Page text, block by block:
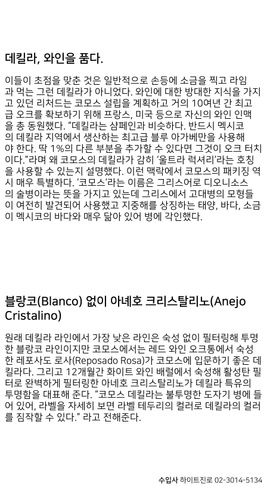
데킬라, 와인을 품다.
이들이 초점을 맞춘 것은 일반적으로 손등에 소금을 찍고 라임
과 먹는 그런 데킬라가 아니었다. 와인에 대한 방대한 지식을 가지
고 있던 리처드는 코모스 설립을 계획하고 거의 10여년 간 최고
급 오크를 확보하기 위해 프랑스, 미국 등으로 자신의 와인 인맥
을 총 동원했다. “데킬라는 샴페인과 비슷하다. 반드시 멕시코
의 데킬라 지역에서 생산하는 최고급 블루 아가베만을 사용해
야 한다. 딱 1%의 다른 부분을 추가할 수 있다면 그것이 오크 터치
이다.”라며 왜 코모스의 데킬라가 감히 ‘울트라 럭셔리’라는 호칭
을 사용할 수 있는지 설명했다. 이런 맥락에서 코모스의 패키징 역
시 매우 특별하다. ‘코모스’라는 이름은 그리스어로 디오니소스
의 술병이라는 뜻을 가지고 있는데 그리스에서 고대병의 모형들
이 여전히 발견되어 사용했고 지중해를 상징하는 태양, 바다, 소금
이 멕시코의 바다와 매우 닮아 있어 병에 각인했다.
블랑코(Blanco) 없이 아녜호 크리스탈리노(Anejo
Cristalino)
원래 데킬라 라인에서 가장 낮은 라인은 숙성 없이 필터링해 투명
한 블랑코 라인이지만 코모스에서는 레드 와인 오크통에서 숙성
한 레포사도 로사(Reposado Rosa)가 코모스에 입문하기 좋은 데
킬라다. 그리고 12개월간 화이트 와인 배럴에서 숙성해 활성탄 필
터로 완벽하게 필터링한 아네호 크리스탈리노가 데킬라 특유의
투명함을 대표해 준다. “코모스 데킬라는 불투명한 도자기 병에 들
어 있어, 라벨을 자세히 보면 라벨 테두리의 컬러로 데킬라의 컬러
를 짐작할 수 있다.” 라고 전해준다.
수입사 하이트진로 02-3014-5134